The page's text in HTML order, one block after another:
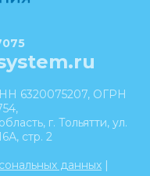
6320075207, ОГРН
г. Тольятти, ул.
стр. 2
данных |